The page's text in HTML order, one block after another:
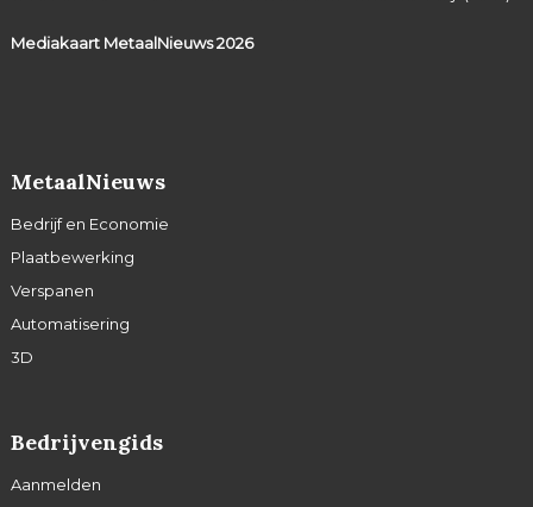
Mediakaart MetaalNieuws2026
MetaalNieuws
Bedrijf en Economie
Plaatbewerking
Verspanen
Automatisering
3D
Bedrijvengids
Aanmelden